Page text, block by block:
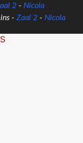
2 - Nicola
-Zaal 2 - Nicola